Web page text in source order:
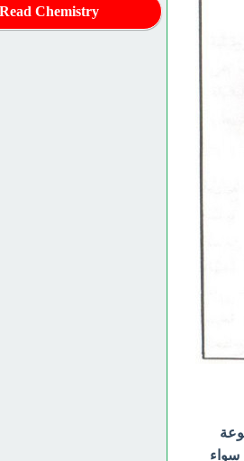
سواء
Read Chemistry